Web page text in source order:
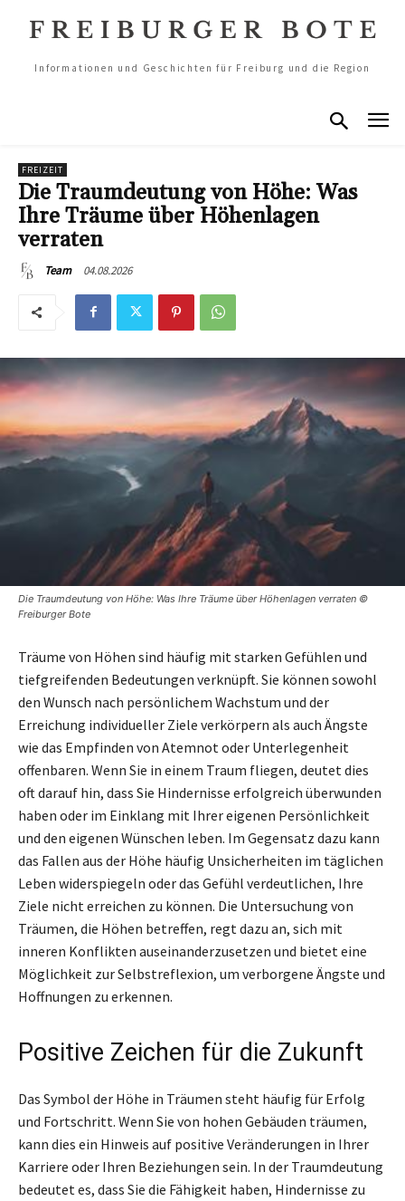
Informationen und Geschichten für Freiburg und die Region
FREIZEIT
Die Traumdeutung von Höhe: Was
Ihre Träume über Höhenlagen
verraten
Team 04.08.2026
Die Traumdeutung von Höhe: Was Ihre Träume über Höhenlagen verraten ©
Freiburger Bote
Träume von Höhen sind häufig mit starken Gefühlen und
tiefgreifenden Bedeutungen verknüpft. Sie können sowohl
den Wunsch nach persönlichem Wachstum und der
Erreichung individueller Ziele verkörpern als auch Ängste
wie das Empfinden von Atemnot oder Unterlegenheit
offenbaren. Wenn Sie in einem Traum fliegen, deutet dies
oft darauf hin, dass Sie Hindernisse erfolgreich überwunden
haben oder im Einklang mit Ihrer eigenen Persönlichkeit
und den eigenen Wünschen leben. Im Gegensatz dazu kann
das Fallen aus der Höhe häufig Unsicherheiten im täglichen
Leben widerspiegeln oder das Gefühl verdeutlichen, Ihre
Ziele nicht erreichen zu können. Die Untersuchung von
Träumen, die Höhen betreffen, regt dazu an, sich mit
inneren Konflikten auseinanderzusetzen und bietet eine
Möglichkeit zur Selbstreflexion, um verborgene Ängste und
Hoffnungen zu erkennen.
Positive Zeichen für die Zukunft
Das Symbol der Höhe in Träumen steht häufig für Erfolg
und Fortschritt. Wenn Sie von hohen Gebäuden träumen,
kann dies ein Hinweis auf positive Veränderungen in Ihrer
Karriere oder Ihren Beziehungen sein. In der Traumdeutung
bedeutet es, dass Sie die Fähigkeit haben, Hindernisse zu